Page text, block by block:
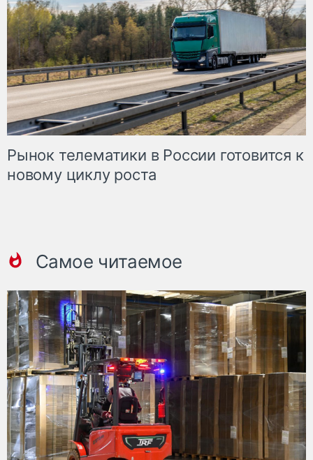
Рынок телематики в России готовится к
новому циклу роста
Самое читаемое